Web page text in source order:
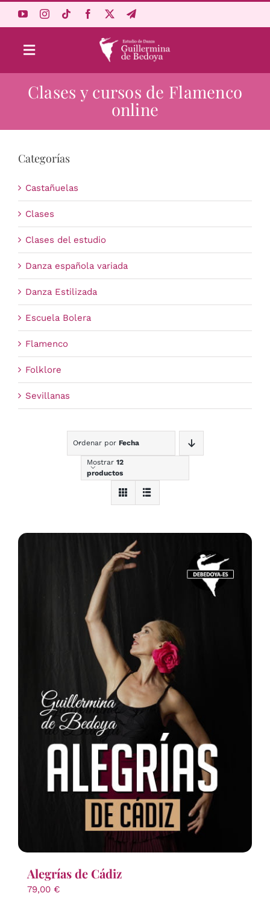
Toggle
Navigation
Aprende Online
Estudio
Carrito
Clases y cursos de Flamenco
online
Categorías
Castañuelas
Clases
Clases del estudio
Danza española variada
Danza Estilizada
Escuela Bolera
Flamenco
Folklore
Sevillanas
Ordenar por Fecha
Mostrar 12
productos
Alegrías de Cádiz
79,00 €